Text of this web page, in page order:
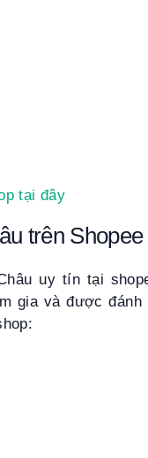
tại đây
trên
uy tín tại
gia và được đánh